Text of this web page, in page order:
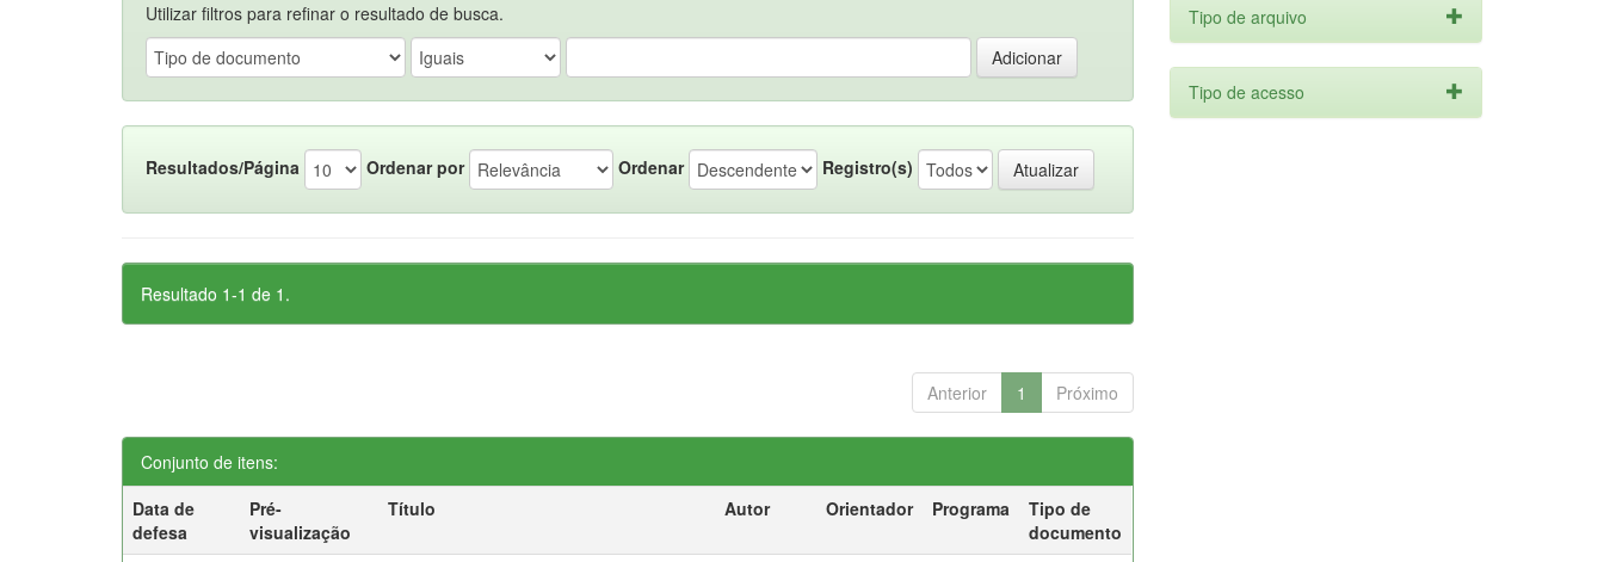
Utilizar filtros para refinar o resultado de busca.
Resultados/Página Ordenar por Ordenar Registro(s)
Resultado 1-1 de 1.
Anterior 1 Próximo
Conjunto de itens:
Data de
defesa
Pré-
visualização
Título Autor Orientador Programa
Tipo de
documento
Tipo de arquivo
Tipo de acesso